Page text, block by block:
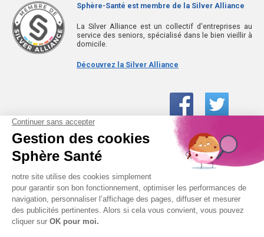
Sphère-Santé est membre de la Silver Alliance
La Silver Alliance est un collectif d'entreprises au
service des seniors, spécialisé dans le bien vieillir à
domicile.
Découvrez la Silver Alliance
01 61 30 15 94
(prix d’un appel local)
CONTACTEZ-NOUS
SPHÈRE-SANTÉ © 2026